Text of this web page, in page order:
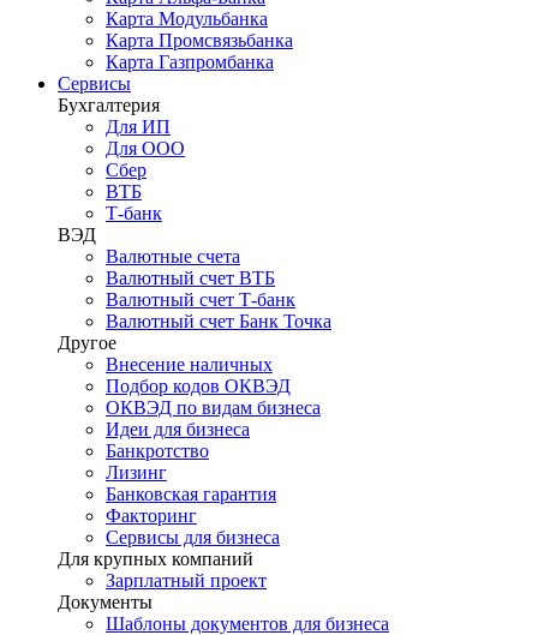
Карта Модульбанка
Карта Промсвязьбанка
Карта Газпромбанка
Сервисы
Бухгалтерия
Для ИП
Для ООО
Сбер
ВТБ
Т-банк
ВЭД
Валютные счета
Валютный счет ВТБ
Валютный счет Т-банк
Валютный счет Банк Точка
Другое
Внесение наличных
Подбор кодов ОКВЭД
ОКВЭД по видам бизнеса
Идеи для бизнеса
Банкротство
Лизинг
Банковская гарантия
Факторинг
Сервисы для бизнеса
Для крупных компаний
Зарплатный проект
Документы
Шаблоны документов для бизнеса